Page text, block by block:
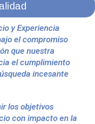
y Experiencia
el compromiso
que nuestra
el cumplimiento
incesante
los objetivos
con impacto en la